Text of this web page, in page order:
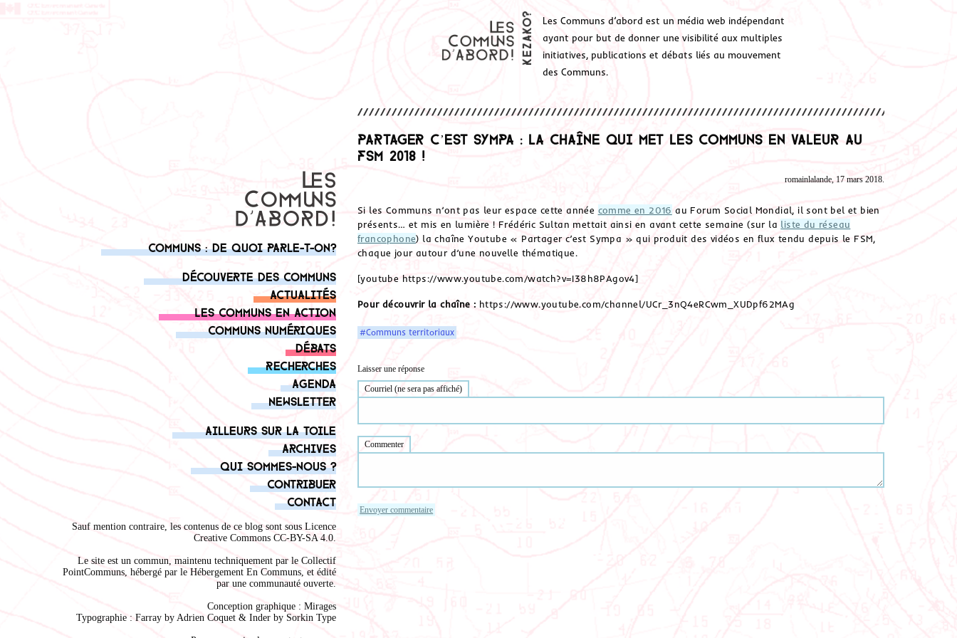
Les Communs d’abord est un média web indépendant
ayant pour but de donner une visibilité aux multiples
initiatives, publications et débats liés au mouvement
des Communs.
Communs : de quoi parle-t-on?
Découverte des communs
Actualités
Les communs en action
Communs numériques
Débats
Recherches
Agenda
Newsletter
Ailleurs sur la toile
Archives
Qui sommes-nous ?
Contribuer
Contact
Sauf mention contraire, les contenus de ce blog sont sous Licence
Creative Commons CC-BY-SA 4.0.
Le site est un commun, maintenu techniquement par le Collectif
PointCommuns, hébergé par le Hébergement En Communs, et édité
par une communauté ouverte.
Conception graphique : Mirages
Typographie : Farray by Adrien Coquet & Inder by Sorkin Type
Partager C’est Sympa : la chaîne qui met les communs en valeur au
FSM 2018 !
romainlalande, 17 mars 2018.
Si les Communs n’ont pas leur espace cette année comme en 2016 au Forum Social Mondial, il sont bel et bien
présents… et mis en lumière ! Frédéric Sultan mettait ainsi en avant cette semaine (sur la liste du réseau
francophone) la chaîne Youtube « Partager c’est Sympa » qui produit des vidéos en flux tendu depuis le FSM,
chaque jour autour d’une nouvelle thématique.
[youtube https://www.youtube.com/watch?v=I38h8PAgov4]
Pour découvrir la chaîne : https://www.youtube.com/channel/UCr_3nQ4eRCwm_XUDpf62MAg
#Communs territoriaux
Laisser une réponse
Courriel (ne sera pas affiché)
Commenter